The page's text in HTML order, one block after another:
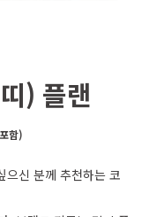
) 플랜
함)
으신 분께 추천하는 코